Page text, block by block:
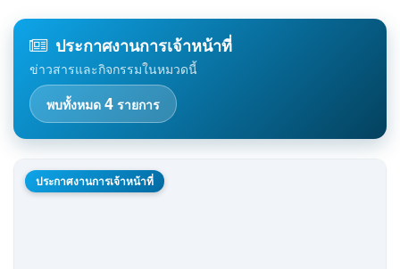
ประกาศงานการเจ้าหน้าที่
ข่าวสารและกิจกรรมในหมวดนี้
พบทั้งหมด 4 รายการ
ประกาศงานการเจ้าหน้าที่